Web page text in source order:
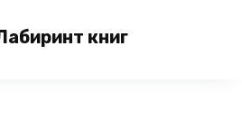
книг